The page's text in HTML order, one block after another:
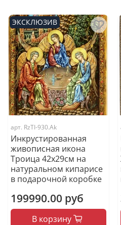
ЭКСКЛЮЗИВ
арт. RzTI-930.Ak
Инкрустированная
живописная икона
Троица 42х29см на
натуральном кипарисе
в подарочной коробке
199990.00 руб
В корзину